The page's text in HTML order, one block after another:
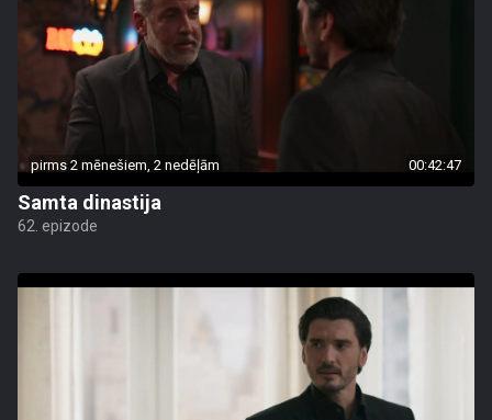
pirms 2 mēnešiem, 2 nedēļām 00:42:47
Samta dinastija
62. epizode